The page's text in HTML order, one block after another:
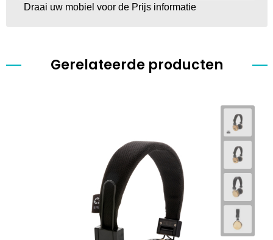
Draai uw mobiel voor de Prijs informatie
Gerelateerde producten